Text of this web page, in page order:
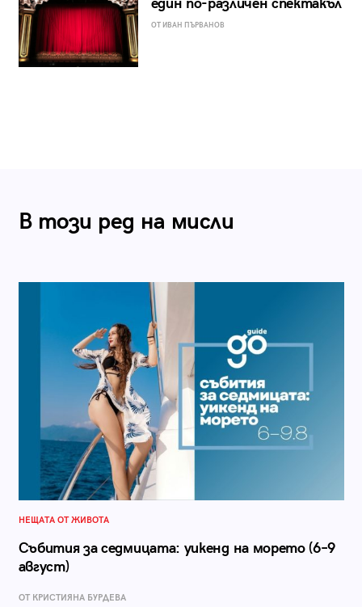
един по-различен спектакъл
ОТ ИВАН ПЪРВАНОВ
В този ред на мисли
НЕЩАТА ОТ ЖИВОТА
Събития за седмицата: уикенд на морето (6–9
август)
ОТ КРИСТИЯНА БУРДЕВА